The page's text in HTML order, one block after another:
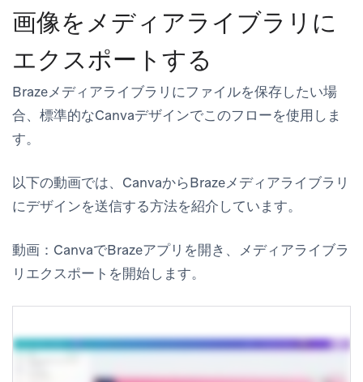
画像をメディアライブラリに
エクスポートする
Brazeメディアライブラリにファイルを保存したい場
合、標準的なCanvaデザインでこのフローを使用しま
す。
以下の動画では、CanvaからBrazeメディアライブラリ
にデザインを送信する方法を紹介しています。
動画：CanvaでBrazeアプリを開き、メディアライブラ
リエクスポートを開始します。